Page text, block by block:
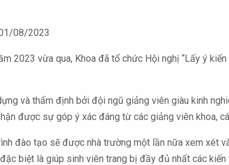
08/2023
2023 vừa qua, Khoa đã tổ chức Hội nghị “Lấy ý
và thẩm định bởi đội ngũ giảng viên giàu kinh
được sự góp ý xác đáng từ các giảng viên khoa,
đào tạo sẽ được nhà trường một lần nữa xem xét
biệt là giúp sinh viên trang bị đầy đủ nhất các